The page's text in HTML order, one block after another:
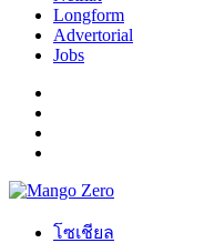
Longform
Advertorial
Jobs
โซเชียล